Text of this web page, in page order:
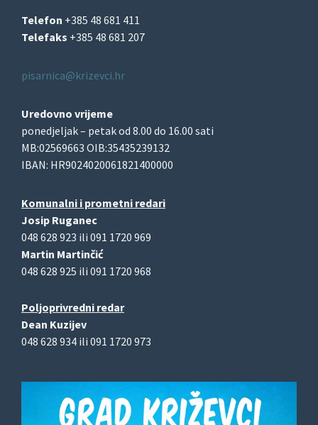
Telefon +385 48 681 411
Telefaks +385 48 681 207
pisarnica@krizevci.hr
Uredovno vrijeme
ponedjeljak – petak od 8.00 do 16.00 sati
MB:02569663 OIB:35435239132
IBAN: HR9024020061821400000
Komunalni i prometni redari
Josip Ruganec
048 628 923 ili 091 1720 969
Martin Martinčić
048 628 925 ili 091 1720 968
Poljoprivredni redar
Dean Kuzijev
048 628 934 ili 091 1720 973